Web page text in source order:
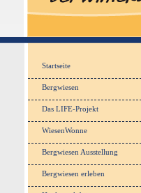
Startseite
Bergwiesen
Das LIFE-Projekt
WiesenWonne
Bergwiesen Ausstellung
Bergwiesen erleben